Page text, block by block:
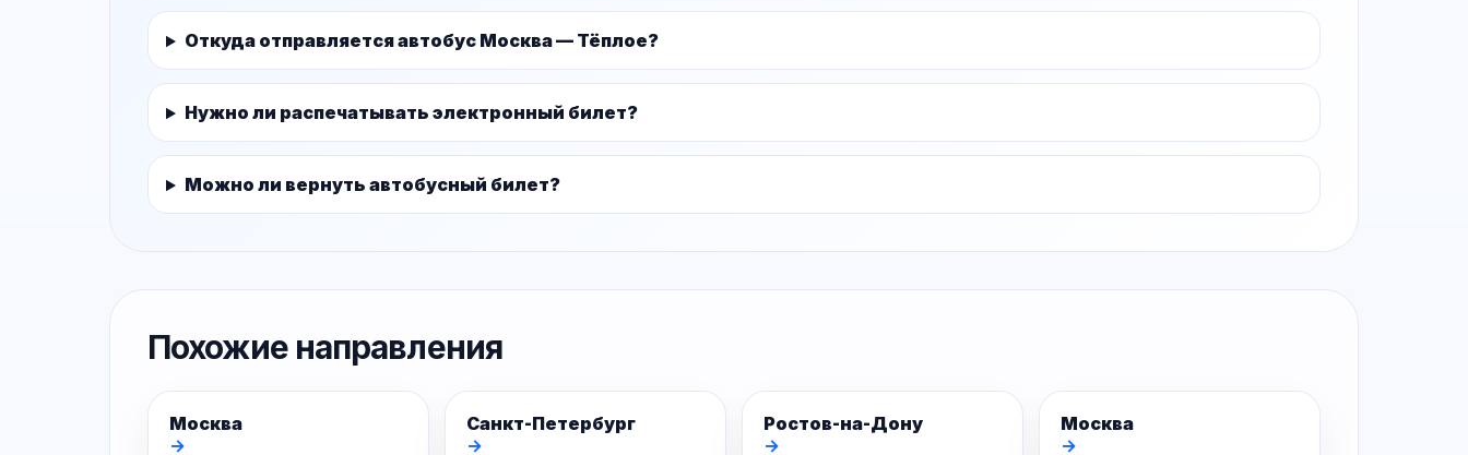
Откуда отправляется автобус Москва — Тёплое?
Нужно ли распечатывать электронный билет?
Можно ли вернуть автобусный билет?
Похожие направления
Москва
→
Санкт-Петербург
→
Ростов-на-Дону
→
Москва
→